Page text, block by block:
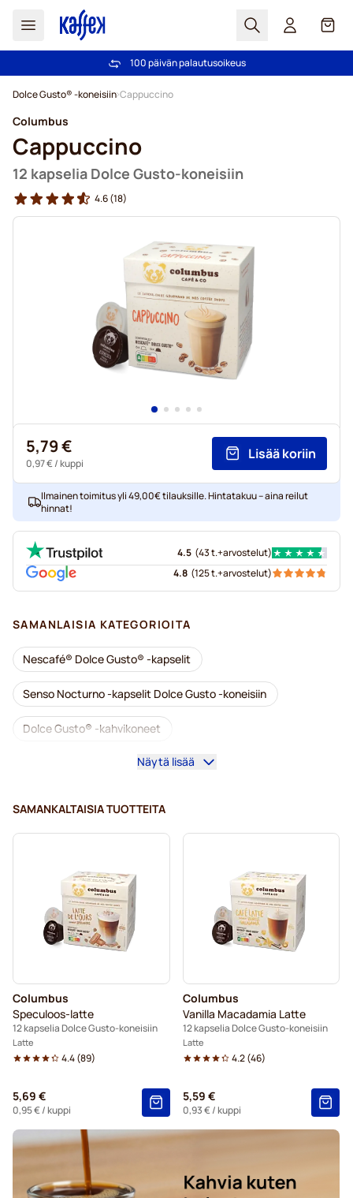
Haku Kori
Ilmainen toimitus yli 49,00€ tilauksille
100 päivän palautusoikeus
Dolce Gusto® -koneisiin Cappuccino
Columbus
Cappuccino
12 kapselia Dolce Gusto-koneisiin
4.6(18)
5,79 €
0,97 €/ kuppi
Lisää koriin
Ilmainen toimitus yli 49,00€ tilauksille. Hintatakuu – aina reilut
hinnat!
4.5 (43 t.+arvostelut)
4.8 (125 t.+arvostelut)
SAMANLAISIA KATEGORIOITA
Nescafé® Dolce Gusto® -kapselit
Senso Nocturno -kapselit Dolce Gusto -koneisiin
Dolce Gusto® -kahvikoneet
Dolce Gusto® -tarvikkeet
Kalkinpoisto ja huolto Dolce Gusto-kahvinkeittimeen
Café René -kahvikapselit Dolce Gusto -koneisiin
Caffè Borbone Dolce Gusto -koneisiin
Kapselit Dolce Gusto® -koneisiin
Gimoka-kapselit Dolce Gusto -koneisiin
Starbucks®-kapselit Dolce Gusto -koneisiin
Kaffekapslen-kahvikapselit Dolce Gusto -koneisiin
Starbucksin® grande-kapselit Dolce Gusto -koneisiin
Näytä lisää
SAMANKALTAISIA TUOTTEITA
Columbus
Speculoos-latte
12 kapselia Dolce Gusto-koneisiin
Latte
4.4(89)
5,69 €
0,95 €/ kuppi
Columbus
Vanilla Macadamia Latte
12 kapselia Dolce Gusto-koneisiin
Latte
4.2(46)
5,59 €
0,93 €/ kuppi